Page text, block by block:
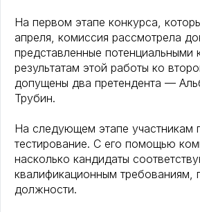
На первом этапе конкурса,
апреля, комиссия рассмотрела
представленные потенциальными
результатам этой работы ко
допущены два претендента —
Трубин.
На следующем этапе участникам
тестирование. С его помощью
насколько кандидаты
квалификационным требованиям,
должности.